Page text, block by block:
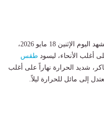
تتوقع الهيئة العامة للأرصاد الجوية، أن يشهد اليوم الإثنين 18 مايو 2026،
أغلب الأنحاء، ل​يسود طقس
شديد الحرارة نهاراً على أغلب
إلى مائل للحرارة ليلاً.